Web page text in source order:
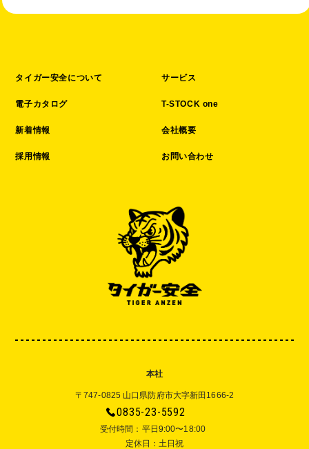
タイガー安全について サービス
電子カタログ T-STOCK one
新着情報 会社概要
採用情報 お問い合わせ
本社
〒747-0825 山口県防府市大字新田1666-2
0835-23-5592
受付時間：平⽇9:00〜18:00
定休⽇：⼟⽇祝